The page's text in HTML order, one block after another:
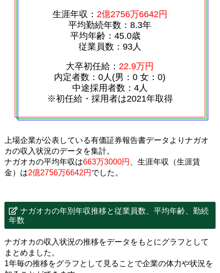
生涯年収： 2億2756万6642円
平均勤続年数：8.3年
平均年齢：45.0歳
従業員数：93人
大卒初任給： 22.9万円
内定者数：0人(男：0 女：0)
中途採用者数：4人
※初任給・採用者は2021年取得
上場企業が公表している有価証券報告書データよりナガオ
カの収入状況のデータを集計。
ナガオカの平均年収は663万3000円
、生涯年収（生涯賃
金）は2億2756万6642円 でした。
ナガオカの年別年収推移と従業員数、平均年齢、勤続
年数
ナガオカの収入状況の推移をデータをもとにグラフとして
まとめました。
1年毎の推移をグラフとして見ることで企業の体力や状況を